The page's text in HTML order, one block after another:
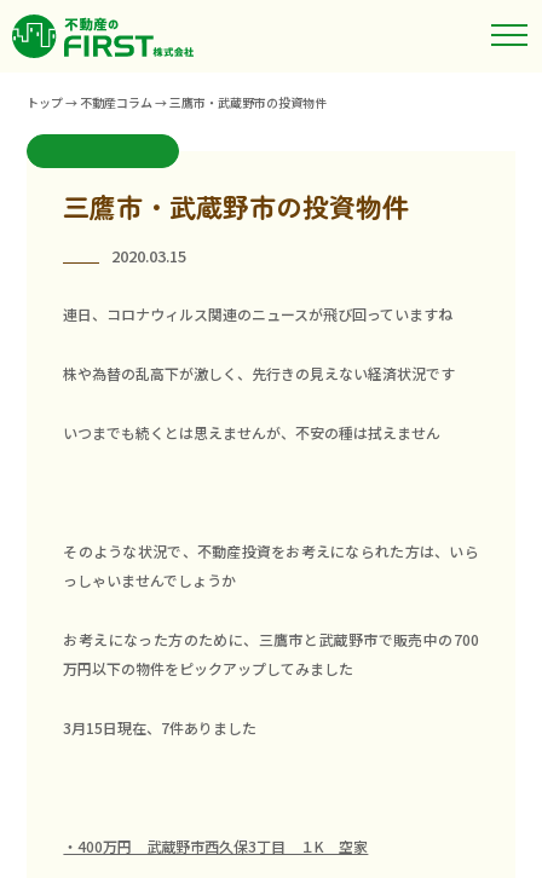
トップ→ 不動産コラム→三鷹市・武蔵野市の投資物件
三鷹市・武蔵野市の投資物件
2020.03.15
連日、コロナウィルス関連のニュースが飛び回っていますね
株や為替の乱高下が激しく、先行きの見えない経済状況です
いつまでも続くとは思えませんが、不安の種は拭えません
そのような状況で、不動産投資をお考えになられた方は、いら
っしゃいませんでしょうか
お考えになった方のために、三鷹市と武蔵野市で販売中の700
万円以下の物件をピックアップしてみました
3月15日現在、7件ありました
・400万円 武蔵野市西久保3丁目 １K 空家